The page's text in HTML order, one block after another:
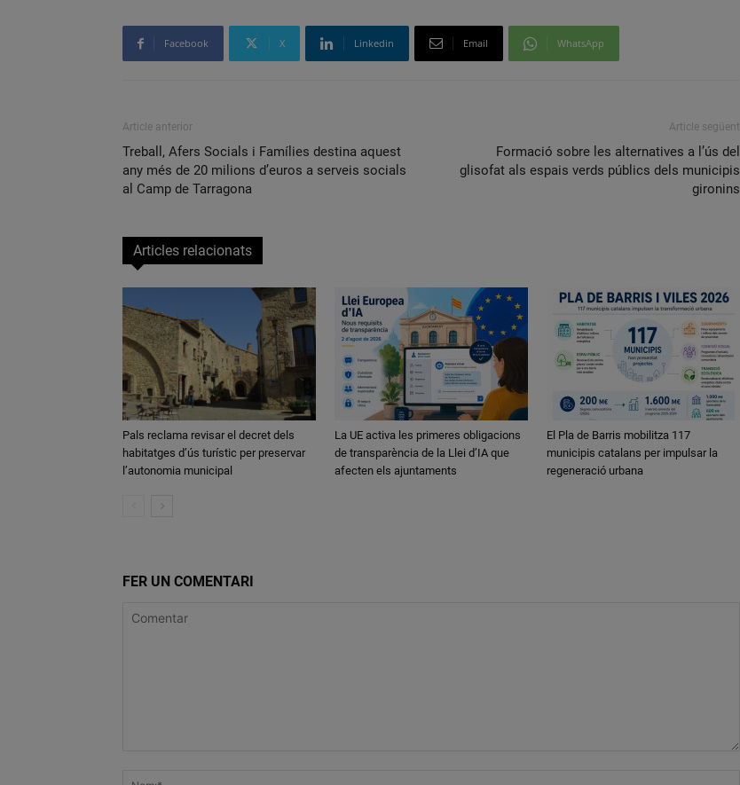
Facebook X Linkedin Email WhatsApp
Article anterior
Treball, Afers Socials i Famílies destina aquest
any més de 20 milions d’euros a serveis socials
al Camp de Tarragona
Article següent
Formació sobre les alternatives a l’ús del
glisofat als espais verds públics dels municipis
gironins
Articles relacionats
Pals reclama revisar el decret dels
habitatges d’ús turístic per preservar
l’autonomia municipal
La UE activa les primeres obligacions
de transparència de la Llei d’IA que
afecten els ajuntaments
El Pla de Barris mobilitza 117
municipis catalans per impulsar la
regeneració urbana
FER UN COMENTARI